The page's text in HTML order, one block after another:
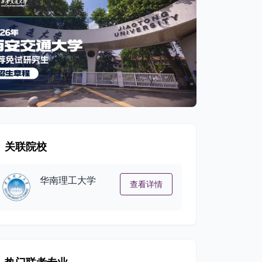
关联院校
华南理工大学 查看详情